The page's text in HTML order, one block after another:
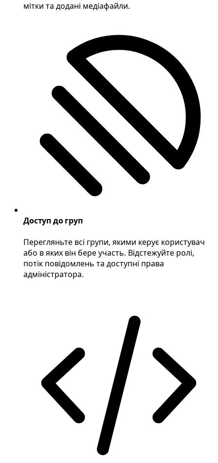
мітки та додані медіафайли.
Доступ до груп
Перегляньте всі групи, якими керує користувач
або в яких він бере участь. Відстежуйте ролі,
потік повідомлень та доступні права
адміністратора.